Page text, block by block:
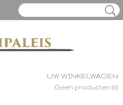
UW WINKELWAGEN
Geen producten (0)